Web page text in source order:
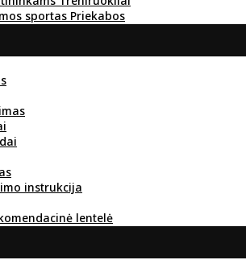
sportas Priekabos
instrukcija
lentelė